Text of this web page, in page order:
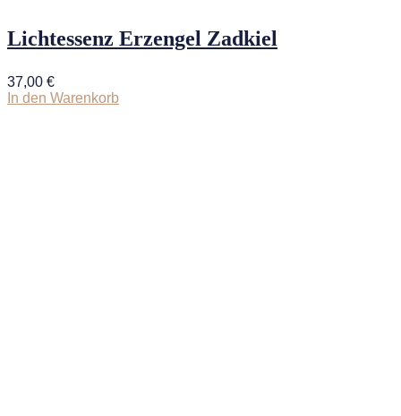
Lichtessenz Erzengel Zadkiel
37,00 €
In den Warenkorb